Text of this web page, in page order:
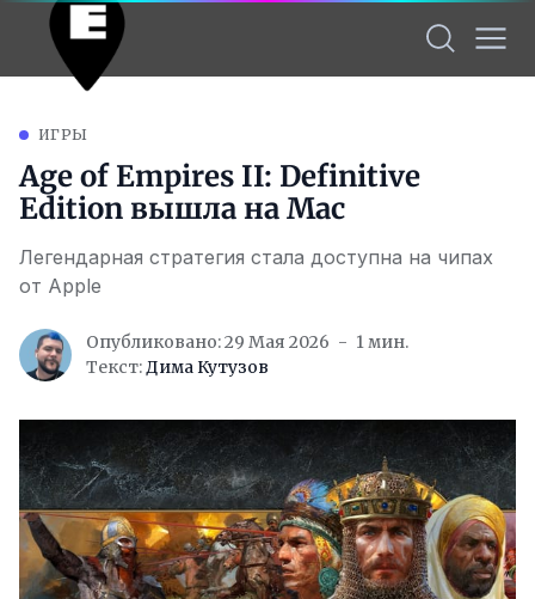
ИГРЫ
Age of Empires II: Definitive
Edition вышла на Mac
Легендарная стратегия стала доступна на чипах
от Apple
Опубликовано: 29 Мая 2026
1 мин.
Текст:Дима Кутузов